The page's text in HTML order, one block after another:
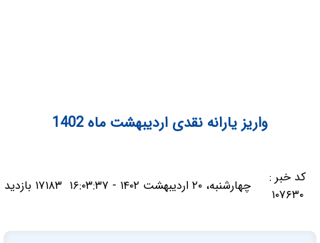
واریز یارانه نقدی اردیبهشت ماه 1402
کد خبر :
۱۰۷۶۳۰
چهارشنبه، ۲۰ اردیبهشت ۱۴۰۲ - ۱۶:۰۳:۳۷ ۱۷۱۸۳ بازدید